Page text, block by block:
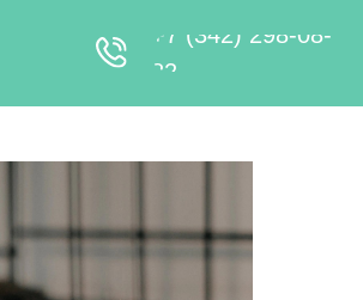
+7 (342) 298-08-